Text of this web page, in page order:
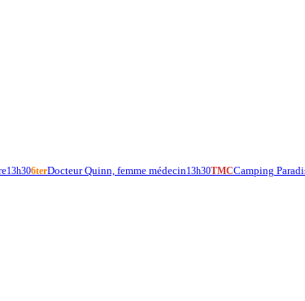
13h306terDocteur Quinn, femme médecin13h30TMCCamping